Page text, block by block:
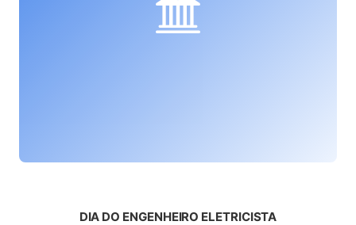
DIA DO ENGENHEIRO ELETRICISTA